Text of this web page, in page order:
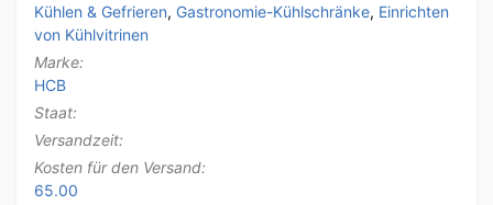
Kühlen & Gefrieren, Gastronomie-Kühlschränke, Einrichten
von Kühlvitrinen
Marke:
HCB
Staat:
Versandzeit:
Kosten für den Versand:
65.00